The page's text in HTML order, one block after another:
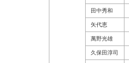
田中秀和
矢代恵
萬野光雄
久保田淳司